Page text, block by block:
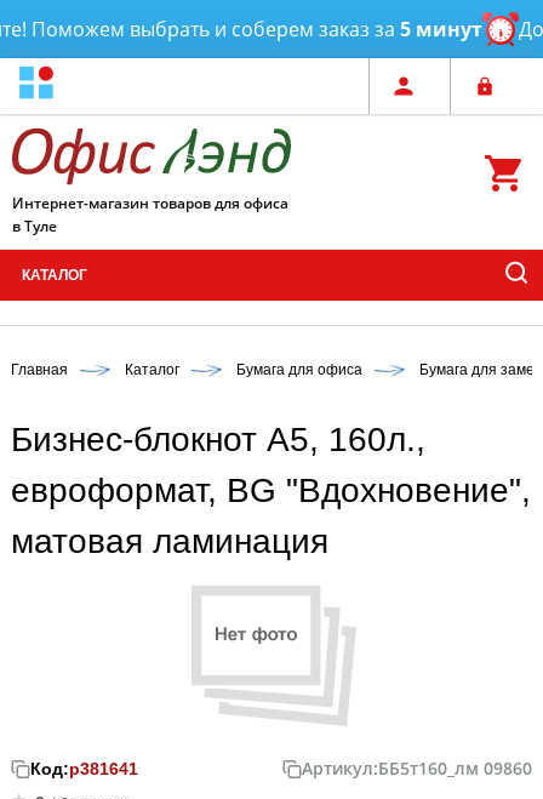
Поможем выбрать и соберем заказ за5 минут
Интернет-магазин товаров для офиса
в Туле
КАТАЛОГ
Главная Каталог Бумага для офиса Бумага для
Бизнес-блокнот А5, 160л.,
евроформат, BG "Вдохновение",
матовая ламинация
Код:р381641 Артикул:ББ5т160_лм 09860